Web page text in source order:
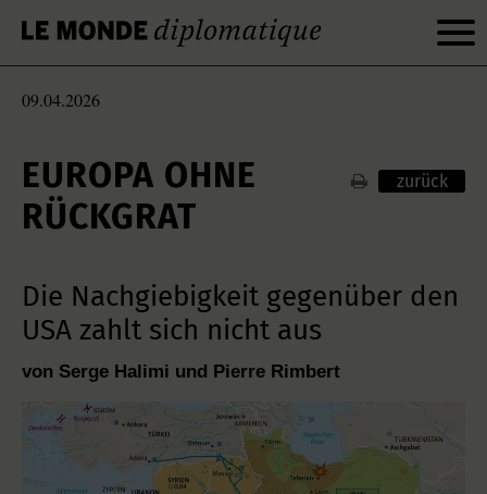
09.04.2026
EUROPA OHNE
RÜCKGRAT
zurück
Die Nachgiebigkeit gegenüber den
USA zahlt sich nicht aus
von Serge Halimi und Pierre Rimbert